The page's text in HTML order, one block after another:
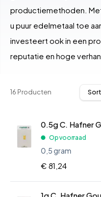
productiemethoden.
u puur edelmetaal toe
investeert ook in een
reputatie en hoge
16 Producten
0.5g C. Hafner
Op voorraad
0,5 gram
€ 81,24